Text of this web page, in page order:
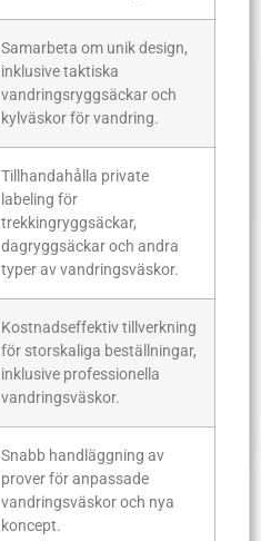
Samarbeta om unik design,
inklusive taktiska
vandringsryggsäckar och
kylväskor för vandring.
Tillhandahålla private
labeling för
trekkingryggsäckar,
dagryggsäckar och andra
typer av vandringsväskor.
Kostnadseffektiv tillverkning
för storskaliga beställningar,
inklusive professionella
vandringsväskor.
Snabb handläggning av
prover för anpassade
vandringsväskor och nya
koncept.